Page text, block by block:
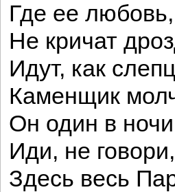
Где ее
Не кричат
Идут, как
Каменщик
Он один в
Иди, не
Здесь весь